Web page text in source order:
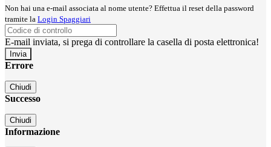
Non hai una e-mail associata al nome utente? Effettua il reset della password
tramite la Login Spaggiari
E-mail inviata, si prega di controllare la casella di posta elettronica!
Errore
Chiudi
Successo
Chiudi
Informazione